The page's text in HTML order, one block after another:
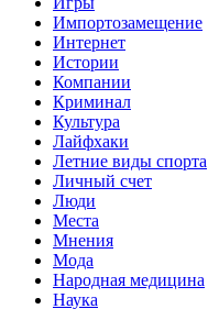
Импортозамещение
Интернет
Истории
Компании
Криминал
Культура
Лайфхаки
Летние виды спорта
Личный счет
Люди
Места
Мнения
Мода
Народная медицина
Наука